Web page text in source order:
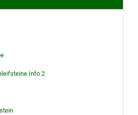
Info 2